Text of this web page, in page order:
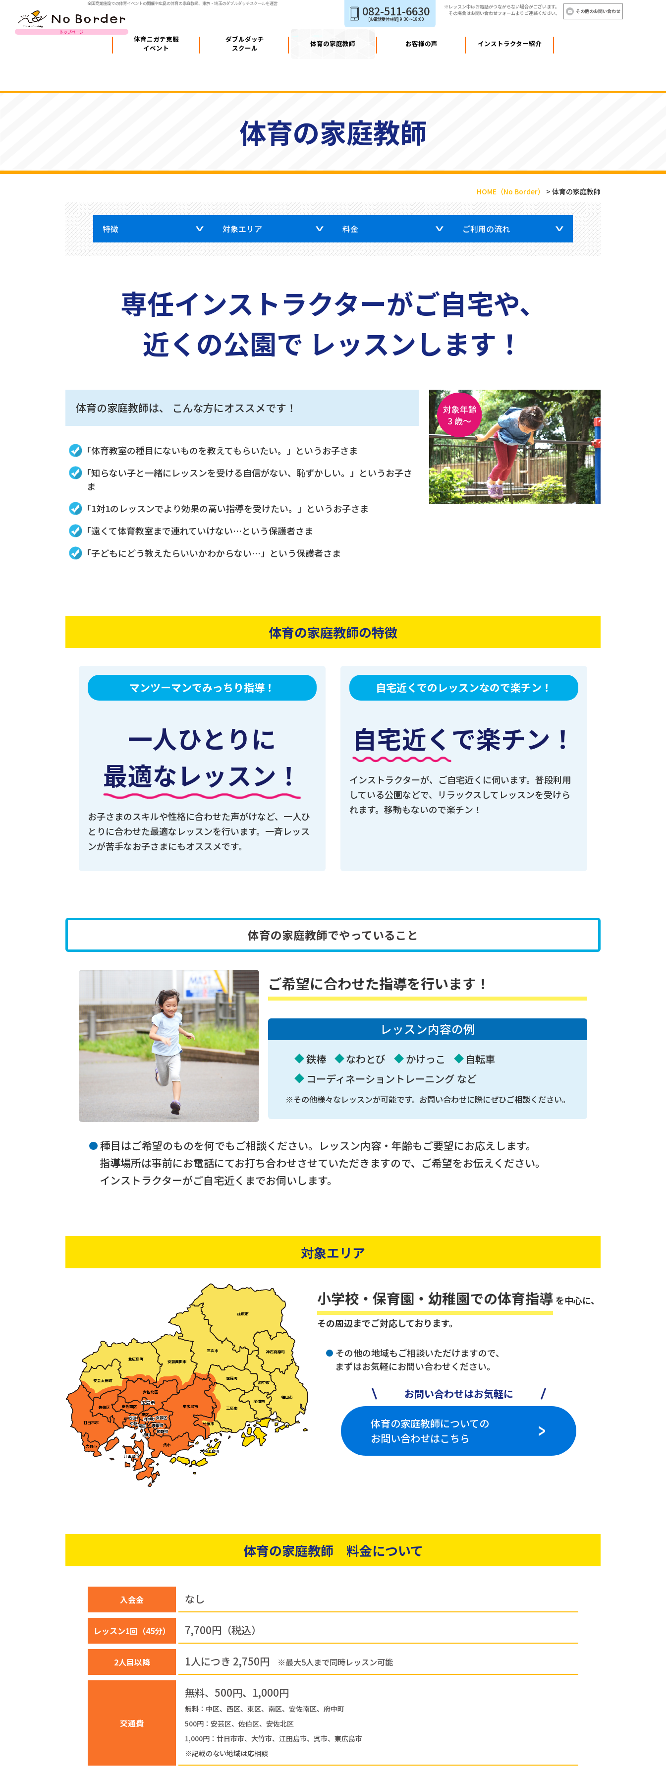
全国商業施設での体育イベントの開催や広島の体育の家庭教師、東京・埼玉のダブルダッチスクールを運営
トップページ
体育ニガテ克服
イベント
ダブルダッチ
スクール
体育の家庭教師 お客様の声 インストラクター紹介
082-511-6630
[お電話受付時間] 9:30～18:00
レッスン中はお電話がつながらない場合がございます。
その場合はお問い合わせフォームよりご連絡ください。
その他のお問い合わせ
体育の家庭教師
HOME （No Border） > 体育の家庭教師
特徴 対象エリア 料金 ご利用の流れ
専任インストラクターがご自宅や、
近くの公園で レッスンします！
体育の家庭教師は、 こんな方にオススメです！
「体育教室の種目にないものを教えてもらいたい。」というお子さま
「知らない子と一緒にレッスンを受ける自信がない、恥ずかしい。」というお子さ
ま
「1対1のレッスンでより効果の高い指導を受けたい。」というお子さま
「遠くて体育教室まで連れていけない…という保護者さま
「子どもにどう教えたらいいかわからない…」という保護者さま
体育の家庭教師の特徴
マンツーマンでみっちり指導！
一人ひとりに
最適なレッスン！
お子さまのスキルや性格に合わせた声がけなど、一人ひ
とりに合わせた最適なレッスンを行います。一斉レッス
ンが苦手なお子さまにもオススメです。
自宅近くでのレッスンなので楽チン！
自宅近く で楽チン！
インストラクターが、ご自宅近くに伺います。普段利用
している公園などで、リラックスしてレッスンを受けら
れます。移動もないので楽チン！
体育の家庭教師でやっていること
ご希望に合わせた指導を行います！
レッスン内容の例
鉄棒 なわとび かけっこ
自転車
コーディネーショントレーニング など
※その他様々なレッスンが可能です。 お問い合わせに際にぜひご相談ください。
種目はご希望のものを何でもご相談ください。レッスン内容・年齢もご要望にお応えします。
指導場所は事前にお電話にてお打ち合わせさせていただきますので、ご希望をお伝えください。
インストラクターがご自宅近くまでお伺いします。
対象エリア
小学校・保育園・幼稚園での体育指導 を中心に、
その周辺までご対応しております。
その他の地域もご相談いただけますので、
まずはお気軽にお問い合わせください。
お問い合わせはお気軽に
体育の家庭教師についての
お問い合わせはこちら
体育の家庭教師 料金について
入会金 なし
レッスン1回 （45分） 7,700円（税込）
2人目以降 1人につき 2,750円 ※最大5人まで同時レッスン可能
交通費
無料、500円、1,000円
無料：中区、西区、東区、南区、安佐南区、府中町
500円：安芸区、佐伯区、安佐北区
1,000円：廿日市市、大竹市、江田島市、呉市、東広島市
※記載のない地域は応相談